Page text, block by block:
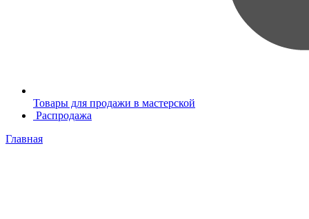
Товары для продажи в мастерской
Распродажа
Главная